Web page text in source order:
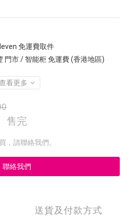
免運費取件
門市 / 智能柜 免運費 (香港地區)
看更多
售完
，請聯絡我們。
聯絡我們
送貨及付款方式